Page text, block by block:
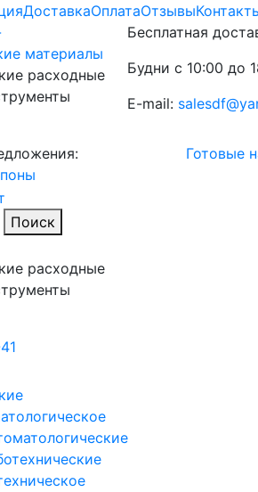
ДоставкаОплатаОтзывы
расходные
Бесплатная
Будни с 10:00 до
E-mail:
Готовые
Поиск
расходные